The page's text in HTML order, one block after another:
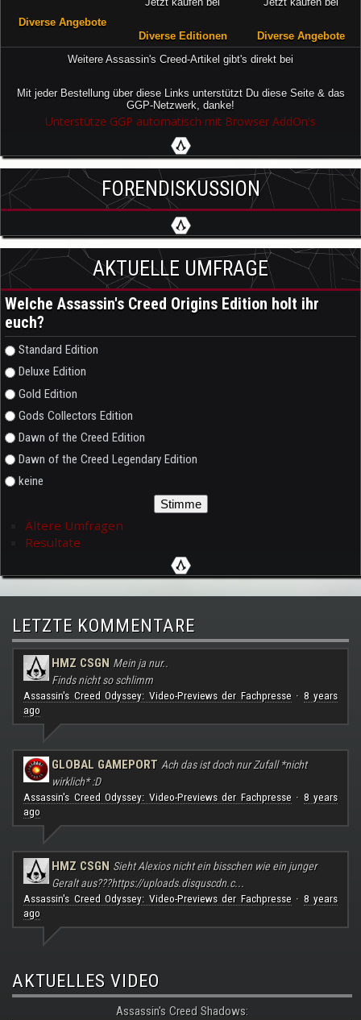
Diverse Angebote
Diverse Editionen
Diverse Angebote
Weitere Assassin's Creed-Artikel gibt's direkt bei
Mit jeder Bestellung über diese Links unterstützt Du diese Seite & das
GGP-Netzwerk, danke!
Unterstütze GGP automatisch mit Browser AddOn's
FORENDISKUSSION
AKTUELLE UMFRAGE
Welche Assassin's Creed Origins Edition holt ihr
euch?
Auswahlmöglichkeiten
Standard Edition
Deluxe Edition
Gold Edition
Gods Collectors Edition
Dawn of the Creed Edition
Dawn of the Creed Legendary Edition
keine
Ältere Umfragen
Resultate
LETZTE KOMMENTARE
HMZ CSGN Mein ja nur..
Finds nicht so schlimm
Assassin's Creed Odyssey: Video-Previews der Fachpresse· 8 years
ago
GLOBAL GAMEPORT Ach das ist doch nur Zufall *nicht
wirklich* :D
Assassin's Creed Odyssey: Video-Previews der Fachpresse· 8 years
ago
HMZ CSGN Sieht Alexios nicht ein bisschen wie ein junger
Geralt aus???https://uploads.disquscdn.c...
Assassin's Creed Odyssey: Video-Previews der Fachpresse· 8 years
ago
AKTUELLES VIDEO
Assassin's Creed Shadows: